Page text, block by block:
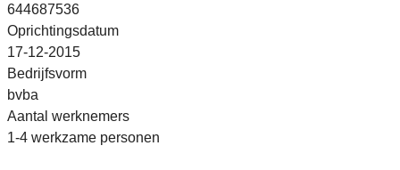
644687536
Oprichtingsdatum
17-12-2015
Bedrijfsvorm
bvba
Aantal werknemers
1-4 werkzame personen